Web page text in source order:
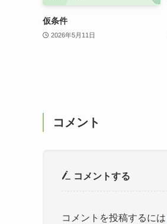
仮条件
2026年5月11日
コメント
コメントする
コメントを投稿するには